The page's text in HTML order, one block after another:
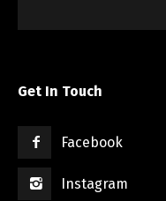
Get In Touch
Facebook
Instagram